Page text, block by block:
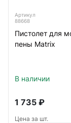
Артикул
88668
Пистолет для
пены Matrix
В наличии
1 735 ₽
Цена за шт.